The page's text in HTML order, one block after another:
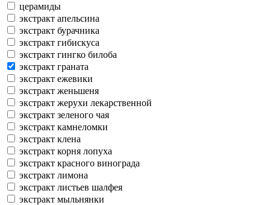
церамиды
экстракт апельсина
экстракт бурачника
экстракт гибискуса
экстракт гингко билоба
экстракт граната
экстракт ежевики
экстракт женьшеня
экстракт жерухи лекарственной
экстракт зеленого чая
экстракт камнеломки
экстракт клена
экстракт корня лопуха
экстракт красного винограда
экстракт лимона
экстракт листьев шалфея
экстракт мыльнянки